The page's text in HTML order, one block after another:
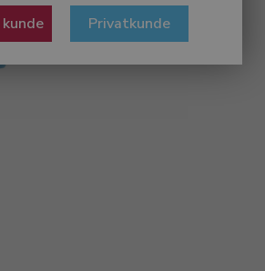
Privatkunde